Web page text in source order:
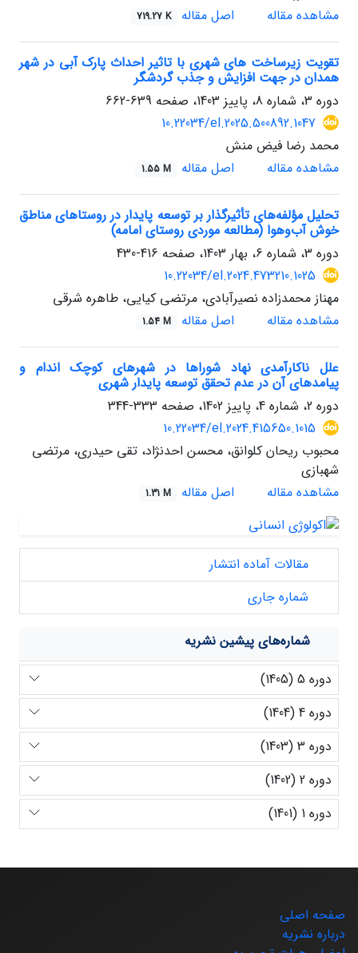
مشاهده مقاله
اصل مقاله 719.27 K
تقویت زیرساخت های شهری با تاثیر احداث پارک آبی در شهر
همدان در جهت افزایش و جذب گردشگر
دوره 3، شماره 8، پاییز 1403، صفحه
639-662
10.22034/el.2025.500892.1047
محمد رضا فیض منش
مشاهده مقاله
اصل مقاله 1.55 M
تحلیل مؤلفه‌های تأثیرگذار بر توسعه پایدار در روستاهای مناطق
خوش آب‌وهوا (مطالعه موردی روستای امامه)
دوره 3، شماره 6، بهار 1403، صفحه
416-430
10.22034/el.2024.473210.1025
مهناز محمدزاده نصیرآبادی، مرتضی کیایی، طاهره شرقی
مشاهده مقاله
اصل مقاله 1.54 M
علل ناکارآمدی نهاد شوراها در شهرهای کوچک اندام و
پیامدهای آن در عدم تحقق توسعه پایدار شهری
دوره 2، شماره 4، پاییز 1402، صفحه
333-344
10.22034/el.2024.415650.1015
محبوب ریحان کلوانق، محسن احدنژاد، تقی حیدری، مرتضی
شهبازی
مشاهده مقاله
اصل مقاله 1.31 M
مقالات آماده انتشار
شماره جاری
شماره‌های پیشین نشریه
دوره 5 (1405)
دوره 4 (1404)
دوره 3 (1403)
دوره 2 (1402)
دوره 1 (1401)
صفحه اصلی
درباره نشریه